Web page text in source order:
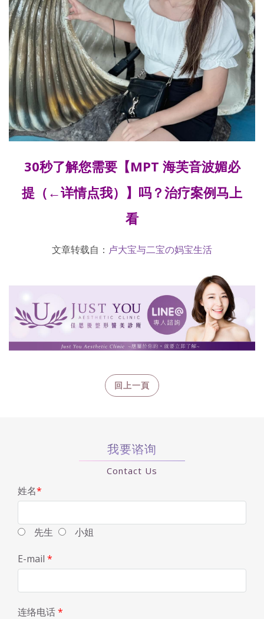
30秒了解您需要【MPT 海芙音波媚必
提 （←详情点我）】吗？治疗案例马上
看
文章转载自： 卢大宝与二宝の妈宝生活
我要谘询
Contact Us
姓名*
先生 小姐
E-mail *
连络电话*